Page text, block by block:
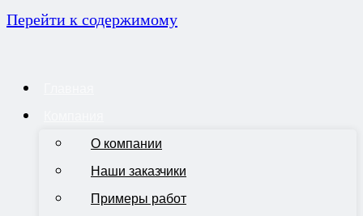
Перейти к содержимому
О компании
Наши заказчики
Примеры работ